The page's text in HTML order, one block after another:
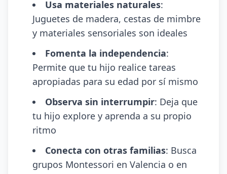
Usa materiales naturales:
Juguetes de madera, cestas de mimbre
y materiales sensoriales son ideales
Fomenta la independencia:
Permite que tu hijo realice tareas
apropiadas para su edad por sí mismo
Observa sin interrumpir: Deja que
tu hijo explore y aprenda a su propio
ritmo
Conecta con otras familias: Busca
grupos Montessori en Valencia o en